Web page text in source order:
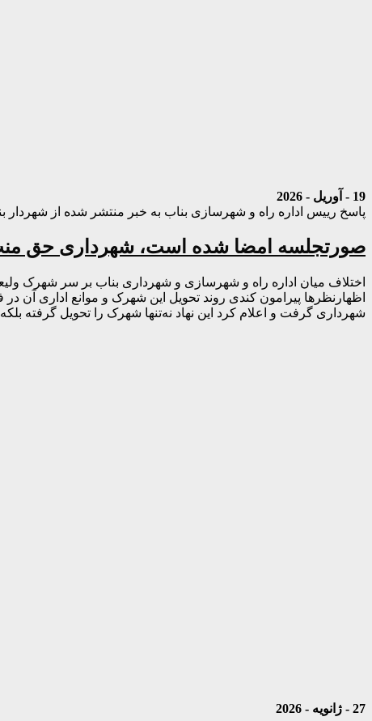
19 - آوریل - 2026
پاسخ رییس اداره راه و شهرسازی بناب به خبر منتشر شده از
صورتجلسه امضا شده است، شهرداری حق منت گذاشتن ندارد /
اختلاف میان اداره راه و شهرسازی و شهرداری بناب بر سر شهرک
اظهارنظرها پیرامون کندی روند تحویل این شهرک و موانع اداری
شهرداری گرفت و اعلام کرد این نهاد نه‌تنها شهرک را تحویل گرفته
27 - ژانویه - 2026